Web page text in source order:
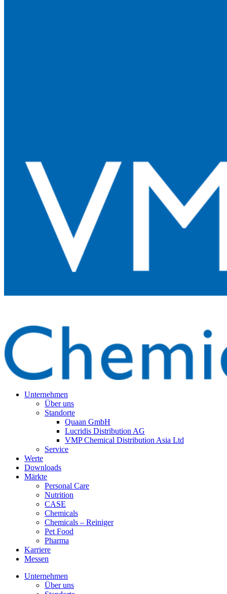
Unternehmen
Über uns
Standorte
Quaan GmbH
Lucridis Distribution AG
VMP Chemical Distribution Asia Ltd
Service
Werte
Downloads
Märkte
Personal Care
Nutrition
CASE
Chemicals
Chemicals – Reiniger
Pet Food
Pharma
Karriere
Messen
Unternehmen
Über uns